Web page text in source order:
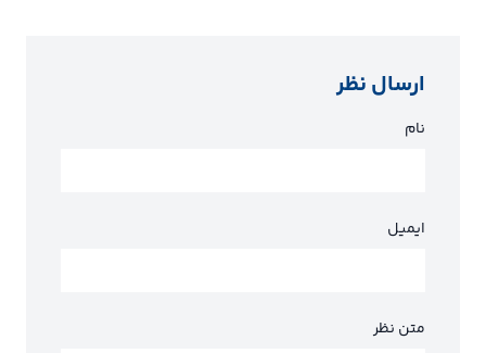
ارسال نظر
نام
ایمیل
متن نظر